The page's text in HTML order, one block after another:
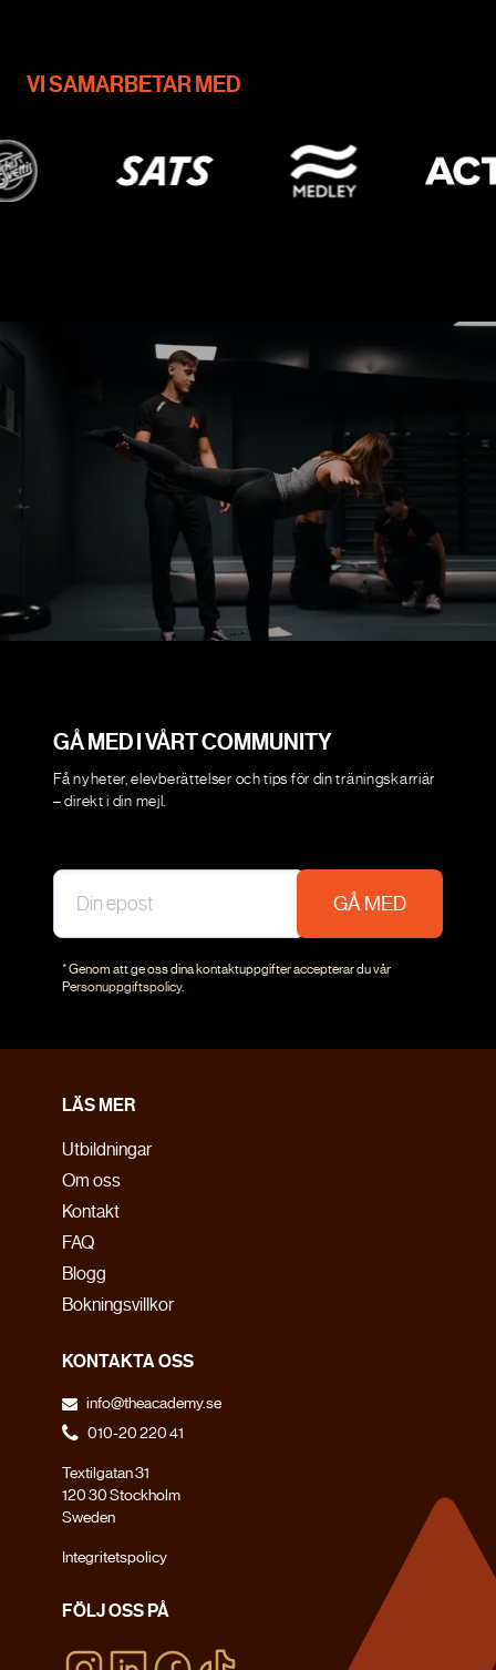
VI SAMARBETAR MED
GÅ MED I VÅRT COMMUNITY
Få nyheter, elevberättelser och tips för din träningskarriär
– direkt i din mejl.
GÅ MED
* Genom att ge oss dina kontaktuppgifter accepterar du vår
Personuppgiftspolicy.
LÄS MER
Utbildningar
Om oss
Kontakt
FAQ
Blogg
Bokningsvillkor
KONTAKTA OSS
info@theacademy.se
010-20 220 41
Textilgatan 31
120 30 Stockholm
Sweden
Integritetspolicy
FÖLJ OSS PÅ